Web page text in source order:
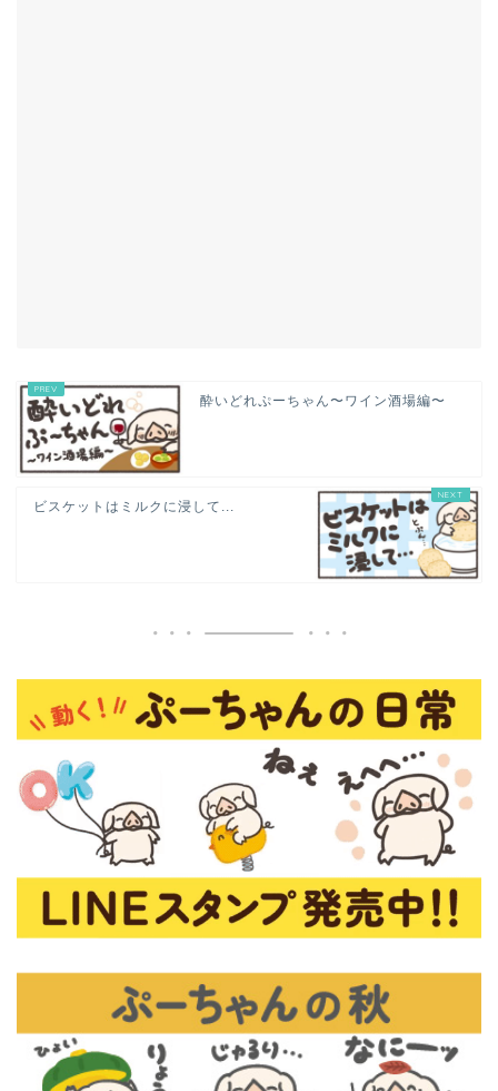
酔いどれぷーちゃん〜ワイン酒場編〜
ビスケットはミルクに浸して...